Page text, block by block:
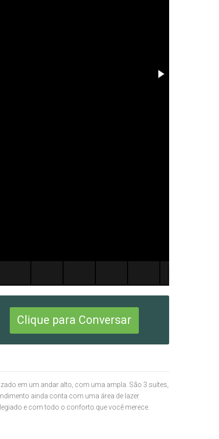
Clique para Conversar
em um andar alto, com uma ampla. São 3 suítes,
ainda conta com uma área de lazer
e com todo o conforto que você merece.